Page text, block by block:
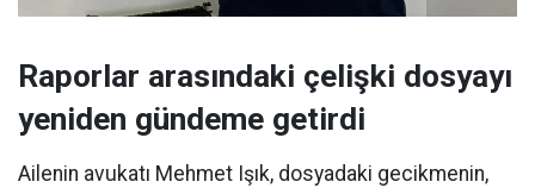
Raporlar arasındaki çelişki dosyayı
yeniden gündeme getirdi
Ailenin avukatı Mehmet Işık, dosyadaki gecikmenin,